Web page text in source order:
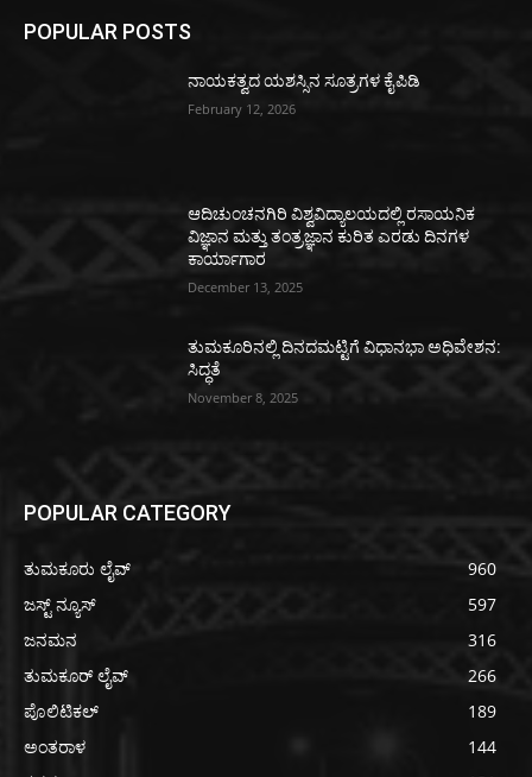
POPULAR POSTS
ನಾಯಕತ್ವದ ಯಶಸ್ಸಿನ ಸೂತ್ರಗಳ ಕೈಪಿಡಿ
February 12, 2026
ಆದಿಚುಂಚನಗಿರಿ ವಿಶ್ವವಿದ್ಯಾಲಯದಲ್ಲಿ ರಸಾಯನಿಕ
ವಿಜ್ಞಾನ ಮತ್ತು ತಂತ್ರಜ್ಞಾನ ಕುರಿತ ಎರಡು ದಿನಗಳ
ಕಾರ್ಯಾಗಾರ
December 13, 2025
ತುಮಕೂರಿನಲ್ಲಿ ದಿನದಮಟ್ಟಿಗೆ ವಿಧಾನಭಾ ಅಧಿವೇಶನ:
ಸಿದ್ಧತೆ
November 8, 2025
POPULAR CATEGORY
ತುಮಕೂರು ಲೈವ್
960
ಜಸ್ಟ್ ನ್ಯೂಸ್
597
ಜನಮನ
316
ತುಮಕೂರ್ ಲೈವ್
266
ಪೊಲಿಟಿಕಲ್
189
ಅಂತರಾಳ
144